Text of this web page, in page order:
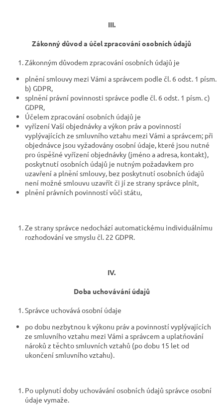
III.
Zákonný důvod a účel zpracování osobních údajů
Zákonným důvodem zpracování osobních údajů je
plnění smlouvy mezi Vámi a správcem podle čl. 6 odst. 1 písm.
b) GDPR,
splnění právní povinnosti správce podle čl. 6 odst. 1 písm. c)
GDPR,
Účelem zpracování osobních údajů je
vyřízení Vaší objednávky a výkon práv a povinností
vyplývajících ze smluvního vztahu mezi Vámi a správcem; při
objednávce jsou vyžadovány osobní údaje, které jsou nutné
pro úspěšné vyřízení objednávky (jméno a adresa, kontakt),
poskytnutí osobních údajů je nutným požadavkem pro
uzavření a plnění smlouvy, bez poskytnutí osobních údajů
není možné smlouvu uzavřít či jí ze strany správce plnit,
plnění právních povinností vůči státu,
Ze strany správce nedochází automatickému individuálnímu
rozhodování ve smyslu čl. 22 GDPR.
IV.
Doba uchovávání údajů
Správce uchovává osobní údaje
po dobu nezbytnou k výkonu práv a povinností vyplývajících
ze smluvního vztahu mezi Vámi a správcem a uplatňování
nároků z těchto smluvních vztahů (po dobu 15 let od
ukončení smluvního vztahu).
Po uplynutí doby uchovávání osobních údajů správce osobní
údaje vymaže.